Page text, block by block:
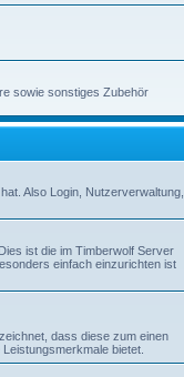
sowie sonstiges Zubehör
Also Login, Nutzerverwaltung,
ist die im Timberwolf Server
einfach einzurichten ist
dass diese zum einen
bietet.